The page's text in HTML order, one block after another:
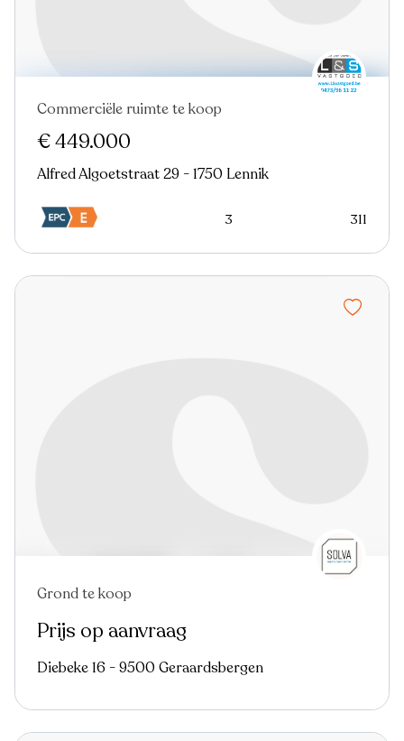
Commerciële ruimte te koop
€ 449.000
Alfred Algoetstraat 29 - 1750 Lennik
3 311
Grond te koop
Prijs op aanvraag
Diebeke 16 - 9500 Geraardsbergen